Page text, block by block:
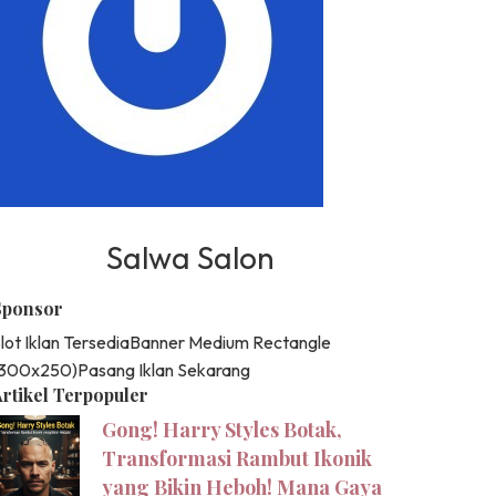
Salwa Salon
Iklan TersediaBanner Medium Rectangle
Pasang Iklan Sekarang
Terpopuler
Gong! Harry Styles Botak,
Transformasi Rambut Ikonik
yang Bikin Heboh! Mana Gaya